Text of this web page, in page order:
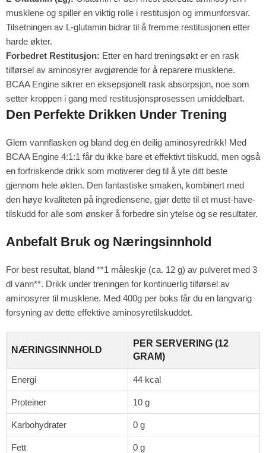
musklene og spiller en viktig rolle i restitusjon og immunforsvar.
Tilsetningen av L-glutamin bidrar til å fremme restitusjonen etter
harde økter.
Forbedret Restitusjon: Etter en hard treningsøkt er en rask
tilførsel av aminosyrer avgjørende for å reparere musklene.
BCAA Engine sikrer en eksepsjonelt rask absorpsjon, noe som
setter kroppen i gang med restitusjonsprosessen umiddelbart.
Den Perfekte Drikken Under Trening
Glem vannflasken og bland deg en deilig aminosyredrikk! Med
BCAA Engine 4:1:1 får du ikke bare et effektivt tilskudd, men også
en forfriskende drikk som motiverer deg til å yte ditt beste
gjennom hele økten. Den fantastiske smaken, kombinert med
den høye kvaliteten på ingrediensene, gjør dette til et must-have-
tilskudd for alle som ønsker å forbedre sin ytelse og se resultater.
Anbefalt Bruk og Næringsinnhold
For best resultat, bland **1 måleskje (ca. 12 g) av pulveret med 3
dl vann**. Drikk under treningen for kontinuerlig tilførsel av
aminosyrer til musklene. Med 400g per boks får du en langvarig
forsyning av dette effektive aminosyretilskuddet.
NÆRINGSINNHOLD
PER SERVERING (12
GRAM)
Energi 44 kcal
Proteiner 10 g
Karbohydrater 0 g
Fett 0 g